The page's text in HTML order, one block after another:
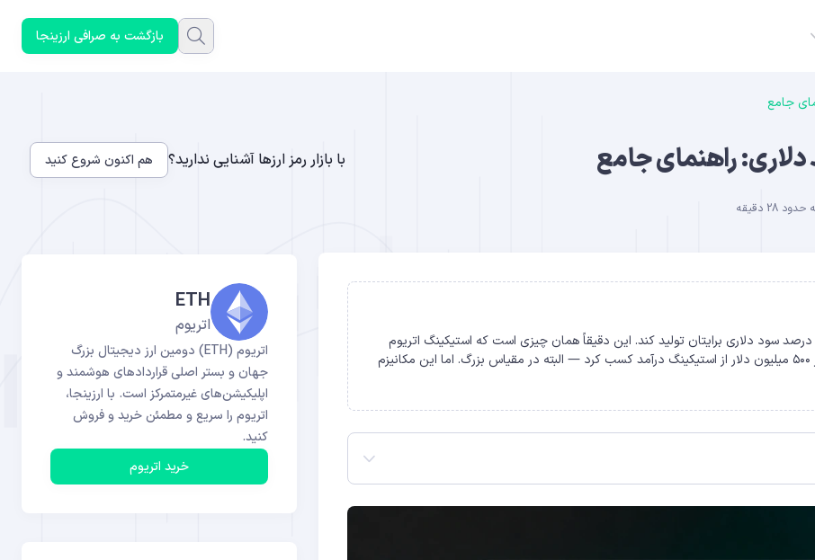
بازگشت به صرافی ارزینجا
جامع
راهنمای جامع با بازار رمز ارزها آشنایی ندارید؟ هم اکنون شروع کنید
28 دقیقه
تصور کنید بدون هیچ کار اضافه‌ای، اتریوم‌هایتان هر سال ۳ تا ۵ درصد سود دلاری برایتان تولید کند. این دقیقاً همان چیزی است که استیکینگ اتریوم
ارائه می‌دهد. شرکت Bitmine تنها در یک دوره چند ماهه بیش از ۵۰۰ میلیون دلار از استیکینگ درآمد کسب کرد — البته در مقیاس بزرگ. اما این مکانیزم
ETH
اتریوم
اتریوم (ETH) دومین ارز دیجیتال بزرگ
جهان و بستر اصلی قراردادهای هوشمند و
اپلیکیشن‌های غیرمتمرکز است. با ارزینجا،
اتریوم را سریع و مطمئن خرید و فروش
کنید.
خرید اتریوم